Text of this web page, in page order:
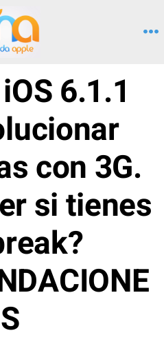
6.1.1
con 3G.
si tienes
S